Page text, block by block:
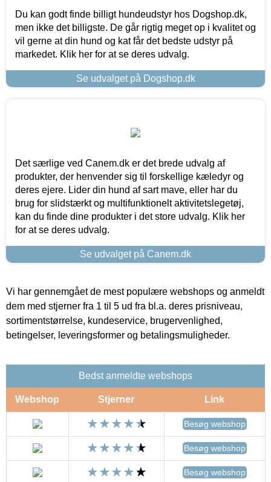
Du kan godt finde billigt hundeudstyr hos Dogshop.dk,
men ikke det billigste. De går rigtig meget op i kvalitet og
vil gerne at din hund og kat får det bedste udstyr på
markedet. Klik her for at se deres udvalg.
Se udvalget på Dogshop.dk
Det særlige ved Canem.dk er det brede udvalg af
produkter, der henvender sig til forskellige kæledyr og
deres ejere. Lider din hund af sart mave, eller har du
brug for slidstærkt og multifunktionelt aktivitetslegetøj,
kan du finde dine produkter i det store udvalg. Klik her
for at se deres udvalg.
Se udvalget på Canem.dk
Vi har gennemgået de mest populære webshops og anmeldt
dem med stjerner fra 1 til 5 ud fra bl.a. deres prisniveau,
sortimentstørrelse, kundeservice, brugervenlighed,
betingelser, leveringsformer og betalingsmuligheder.
Bedst anmeldte webshops
Webshop Stjerner Link
Besøg webshop
Besøg webshop
Besøg webshop